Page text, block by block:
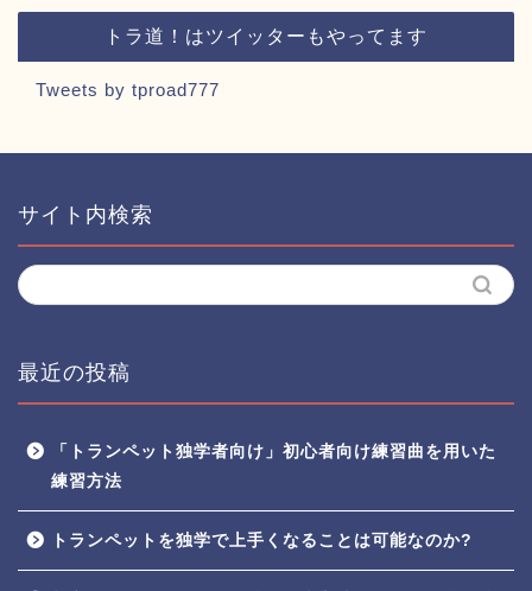
トラ道！はツイッターもやってます
Tweets by tproad777
サイト内検索
最近の投稿
「トランペット独学者向け」初心者向け練習曲を用いた
練習方法
トランペットを独学で上手くなることは可能なのか?